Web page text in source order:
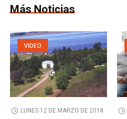
Más Noticias
VIDEO
LUNES 12 DE MARZO DE 2018